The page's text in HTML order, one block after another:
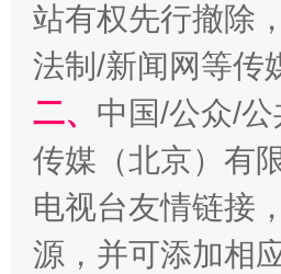
站有权先行撤除
法制/新闻网等传
二、 中国/公众/
传媒（北京）有
电视台友情链接
源，并可添加相